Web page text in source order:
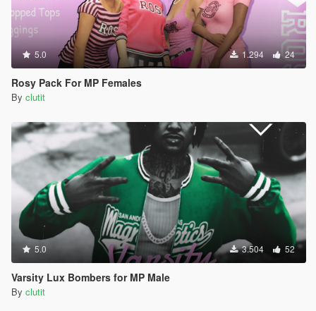
5.0 1.294 24
Rosy Pack For MP Females
By clutit
5.0 3.504 52
Varsity Lux Bombers for MP Male
By clutit